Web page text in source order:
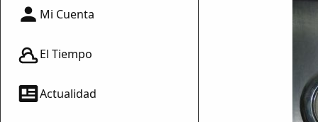
Mi Cuenta
El Tiempo
Actualidad